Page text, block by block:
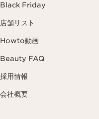
Black Friday
店舗リスト
Howto動画
Beauty FAQ
採用情報
会社概要